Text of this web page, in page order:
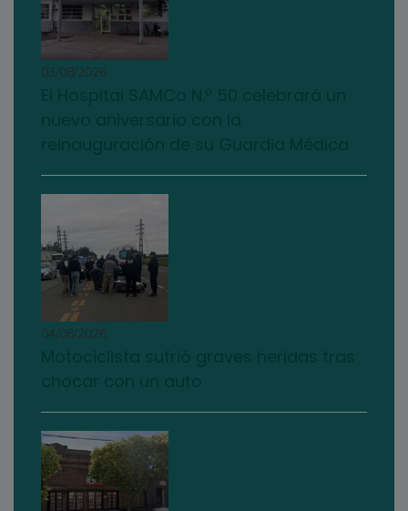
03/08/2026
04/08/2026